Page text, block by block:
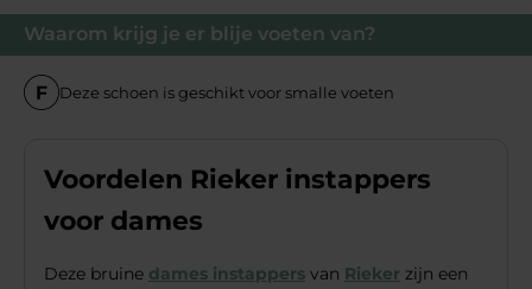
Waarom krijg je er blije voeten van?
Deze schoen is geschikt voor smalle voeten
Voordelen Rieker instappers
voor dames
Deze bruine dames instappers van Rieker zijn een